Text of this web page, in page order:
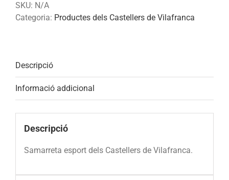
SKU: N/A
Categoria: Productes dels Castellers de Vilafranca
Descripció
Informació addicional
Descripció
Samarreta esport dels Castellers de Vilafranca.